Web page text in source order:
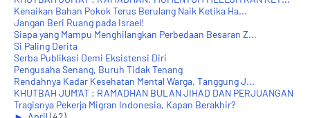
Kenaikan Bahan Pokok Terus Berulang Naik Ketika Ha...
Jangan Beri Ruang pada Israel!
Siapa yang Mampu Menghilangkan Perbedaan Besaran Z...
Si Paling Derita
Serba Publikasi Demi Eksistensi Diri
Pengusaha Senang, Buruh Tidak Tenang
Rendahnya Kadar Kesehatan Mental Warga, Tanggung J...
KHUTBAH JUM'AT : RAMADHAN BULAN JIHAD DAN PERJUANGAN
Tragisnya Pekerja Migran Indonesia, Kapan Berakhir?